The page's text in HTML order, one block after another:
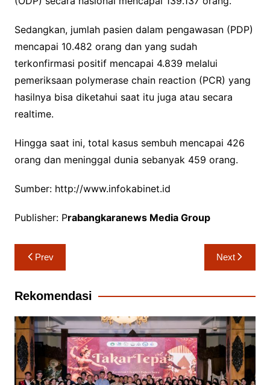
Sedangkan, jumlah pasien dalam pengawasan (PDP)
mencapai 10.482 orang dan yang sudah
terkonfirmasi positif mencapai 4.839 melalui
pemeriksaan polymerase chain reaction (PCR) yang
hasilnya bisa diketahui saat itu juga atau secara
realtime.
Hingga saat ini, total kasus sembuh mencapai 426
orang dan meninggal dunia sebanyak 459 orang.
Sumber: http://www.infokabinet.id
Publisher: Prabangkaranews Media Group
Navigasi
pos
Prev Next
Rekomendasi